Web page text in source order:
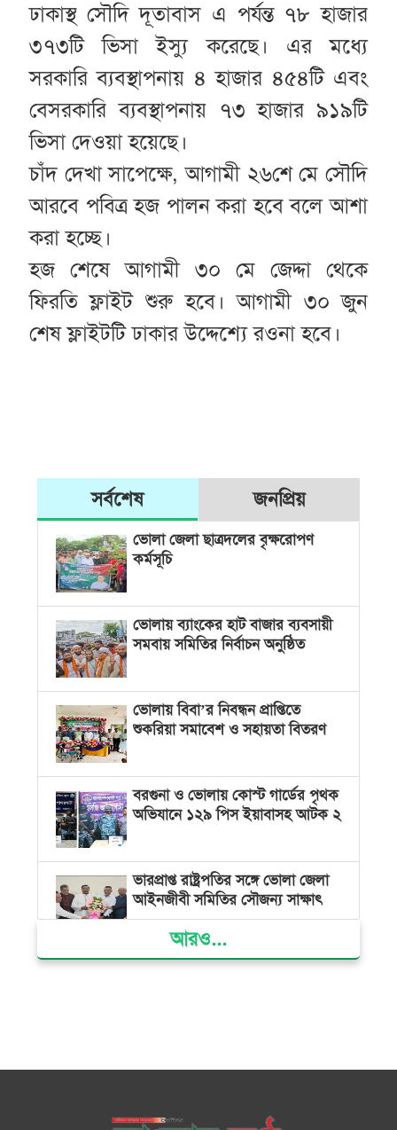
ঢাকাস্থ সৌদি দূতাবাস এ পর্যন্ত ৭৮ হাজার
৩৭৩টি ভিসা ইস্যু করেছে। এর মধ্যে
সরকারি ব্যবস্থাপনায় ৪ হাজার ৪৫৪টি এবং
বেসরকারি ব্যবস্থাপনায় ৭৩ হাজার ৯১৯টি
ভিসা দেওয়া হয়েছে।
চাঁদ দেখা সাপেক্ষে, আগামী ২৬শে মে সৌদি
আরবে পবিত্র হজ পালন করা হবে বলে আশা
করা হচ্ছে।
হজ শেষে আগামী ৩০ মে জেদ্দা থেকে
ফিরতি ফ্লাইট শুরু হবে। আগামী ৩০ জুন
শেষ ফ্লাইটটি ঢাকার উদ্দেশ্যে রওনা হবে।
সর্বশেষ জনপ্রিয়
ভোলা জেলা ছাত্রদলের বৃক্ষরোপণ
কর্মসূচি
ভোলায় ব্যাংকের হাট বাজার ব্যবসায়ী
সমবায় সমিতির নির্বাচন অনুষ্ঠিত
ভোলায় বিবা’র নিবন্ধন প্রাপ্তিতে
শুকরিয়া সমাবেশ ও সহায়তা বিতরণ
বরগুনা ও ভোলায় কোস্ট গার্ডের পৃথক
অভিযানে ১২৯ পিস ইয়াবাসহ আটক ২
ভারপ্রাপ্ত রাষ্ট্রপতির সঙ্গে ভোলা জেলা
আইনজীবী সমিতির সৌজন্য সাক্ষাৎ
দৌলতখানে জমি বিরোধে পরিবারকে
তজুমদ্দিনে চর মোজাম্মেলে চাঁদাবাজি
আরও...